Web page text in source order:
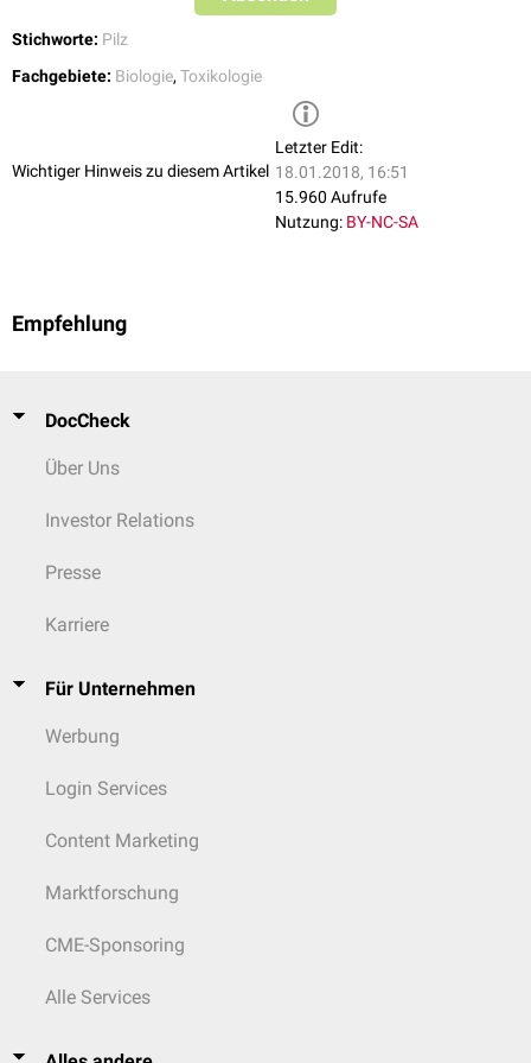
Stichworte: Pilz
Fachgebiete: Biologie, Toxikologie
Wichtiger Hinweis zu diesem Artikel
Letzter Edit:
18.01.2018, 16:51
15.960 Aufrufe
Nutzung: BY-NC-SA
Empfehlung
DocCheck
Über Uns
Investor Relations
Presse
Karriere
Für Unternehmen
Werbung
Login Services
Content Marketing
Marktforschung
CME-Sponsoring
Alle Services